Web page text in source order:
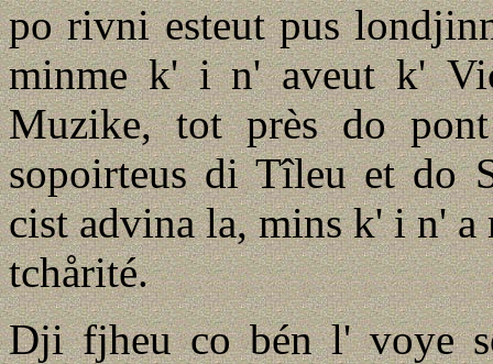
po rivni esteut pus
minme k' i n' aveut k'
Muzike, tot près do
sopoirteus di Tîleu et do
cist advina la, mins k' i n'
tchårité.
Dji fjheu co bén l' voye